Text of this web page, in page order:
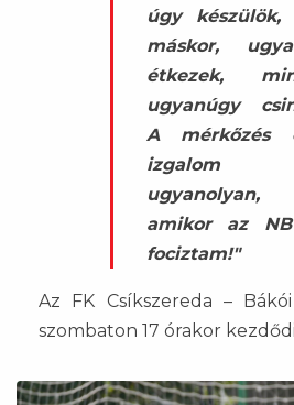
úgy készülök,
máskor,
étkezek,
ugyanúgy
A mérkőzés
ugyanolyan,
amikor az
fociztam!"
Az FK Csíkszereda –
szombaton 17 órakor